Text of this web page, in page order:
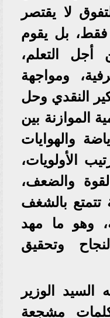
لا يقتصر
بل يقوم
التعلم،
ومواجهة
النقدي وحل
الموازنة بين
والهوايات
الأولويات،
والضعف،
بالشغف
وهو ما مهد
وتحقيق
السيد الوزير
مشجعة